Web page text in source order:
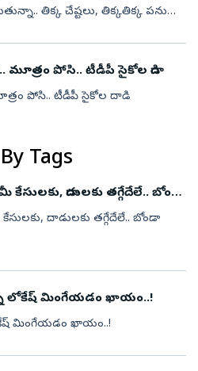
తిక్క చేష్టలు, తిక్కతిక్క పనులు
మూత్రం పోసి.. టీడీపీ సైకోల దాడి
పోసి.. టీడీపీ సైకోల దాడి
Tags
దాడులకు తగ్గేదేలే.. బోండా
దాడులకు తగ్గేదేలే.. బోండా
లోకేష్ మింగేయడం ఖాయం..!
మింగేయడం ఖాయం..!